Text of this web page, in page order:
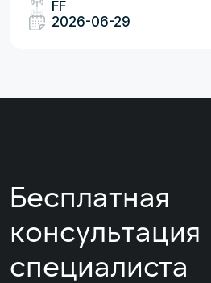
FF
2026-06-29
Бесплатная
консультация
специалиста